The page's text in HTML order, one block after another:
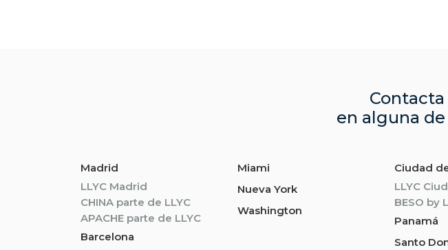
en alguna
Madrid
LLYC Madrid
CHINA parte de LLYC
APACHE parte de LLYC
Barcelona
Miami
Nueva York
Washington
Ciudad
LLYC
BESO by
Panamá
Santo